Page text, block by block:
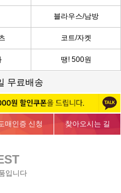
블라우스/남방
코트/자켓
땡! 500원
무료배송
매인증 신청 찾아오시는 길
입니다